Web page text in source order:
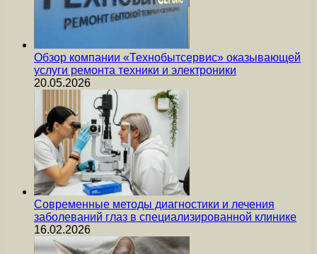
Обзор компании «Технобытсервис» оказывающей
услуги ремонта техники и электроники
20.05.2026
Современные методы диагностики и лечения
заболеваний глаз в специализированной клинике
16.02.2026